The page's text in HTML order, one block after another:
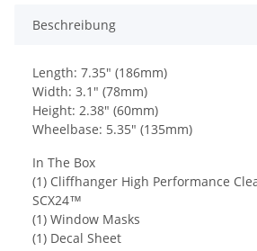
Beschreibung
Length: 7.35" (186mm)
Width: 3.1" (78mm)
Height: 2.38" (60mm)
Wheelbase: 5.35" (135mm)
In The Box
(1) Cliffhanger High Performance
SCX24™
(1) Window Masks
(1) Decal Sheet